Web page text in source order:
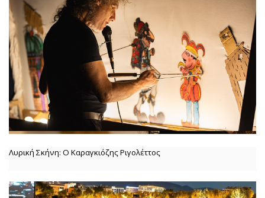
Λυρική Σκήνη: Ο Καραγκιόζης Ριγολέττος